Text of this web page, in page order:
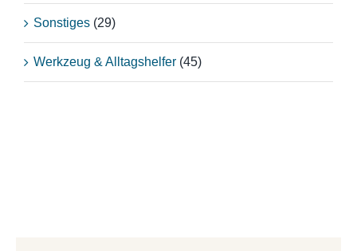
Sonstiges (29)
Werkzeug & Alltagshelfer (45)